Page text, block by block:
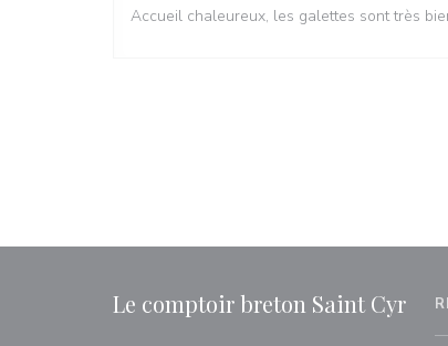
Accueil chaleureux, les galettes sont très
Le comptoir breton Saint Cyr